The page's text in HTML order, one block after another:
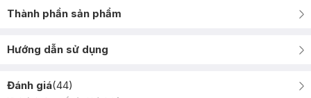
Thành phần sản phẩm
Hướng dẫn sử dụng
Đánh giá(44)